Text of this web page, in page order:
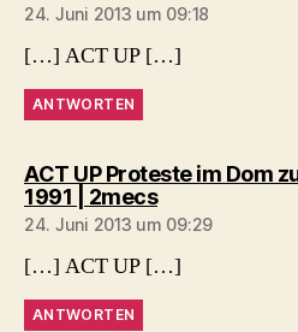
24. Juni 2013 um 09:18
[…] ACT UP […]
ANTWORTEN
ACT UP Proteste im Dom
1991 | 2mecssagt:
24. Juni 2013 um 09:29
[…] ACT UP […]
ANTWORTEN